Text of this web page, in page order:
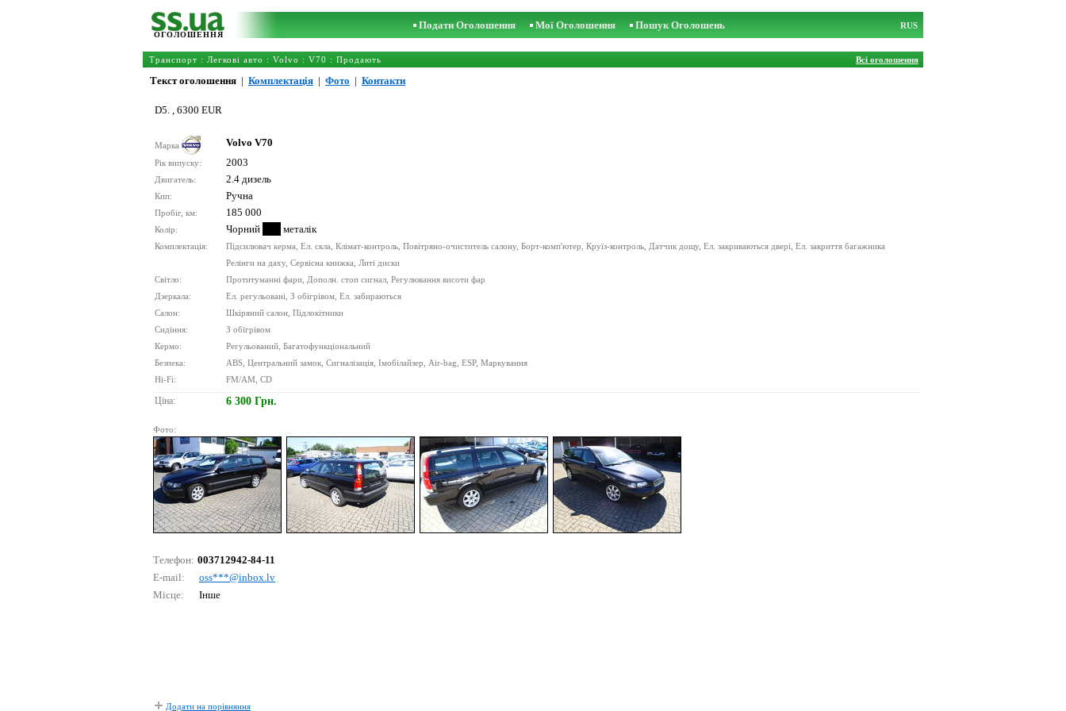
ОГОЛОШЕННЯ
Подати Оголошення Мої Оголошення Пошук Оголошень RUS
Транспорт : Легкові авто : Volvo : V70 : Продають Всі оголошення
Текст оголошення | Комплектація | Фото | Контакти
D5. , 6300 EUR
Марка Volvo V70
Рік випуску: 2003
Двигатель: 2.4 дизель
Кпп: Ручна
Пробіг, км: 185 000
Колір: Чорний металік
Комплектація:
Підсилювач керма, Ел. скла, Клімат-контроль, Повітряно-очиститель салону, Борт-комп'ютер, Круїз-контроль, Датчик дощу, Ел. закриваються двері, Ел. закриття багажника
Релінги на даху, Сервісна книжка, Литі диски
Світло:
Протитуманні фари, Дополн. стоп сигнал, Регулювання висоти фар
Дзеркала:
Ел. регульовані, З обігрівом, Ел. забираються
Салон:
Шкіряний салон, Підлокітники
Сидіння:
З обігрівом
Кермо:
Регульований, Багатофункціональний
Безпека:
ABS, Центральний замок, Сигналізація, Імобілайзер, Air-bag, ESP, Маркування
Hi-Fi:
FM/AM, CD
Ціна: 6 300 Грн.
Фото:
Телефон: 003712942-84-11
E-mail:
оss***@inbох.lv
Місце:
Інше
Додати на порівняння